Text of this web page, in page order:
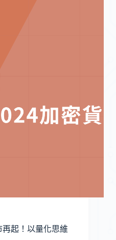
再起！以量化思維